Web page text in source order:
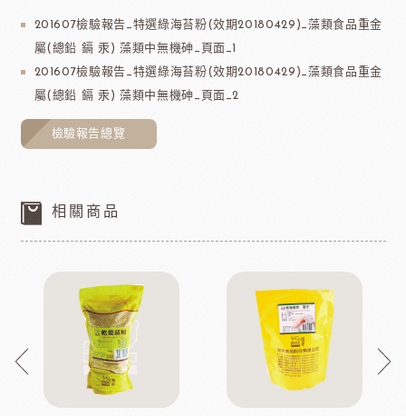
201607檢驗報告_特選綠海苔粉(效期20180429)_藻類食品重金
屬(總鉛 鎘 汞) 藻類中無機砷_頁面_1
201607檢驗報告_特選綠海苔粉(效期20180429)_藻類食品重金
屬(總鉛 鎘 汞) 藻類中無機砷_頁面_2
檢驗報告總覽
相關商品